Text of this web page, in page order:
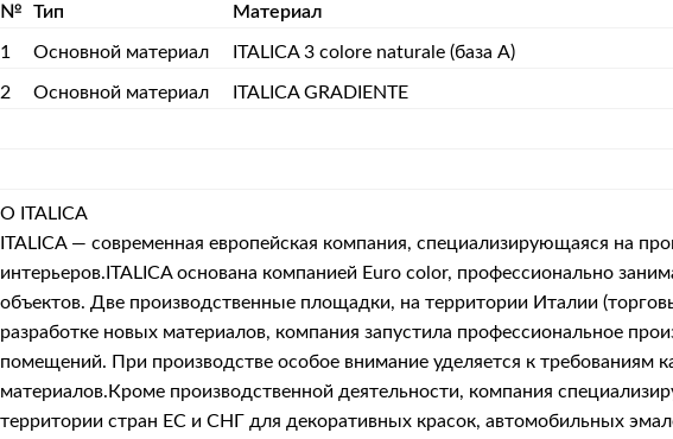
№
Тип Материал
1 Основной материал ITALICA 3 colore naturale (база А)
2 Основной материал ITALICA GRADIENTE
О ITALICA
ITALICA — современная европейская компания, специализирующаяся на
интерьеров.ITALICA основана компанией Euro color, профессионально
объектов. Две производственные площадки, на территории Италии
разработке новых материалов, компания запустила профессиональное
помещений. При производстве особое внимание уделяется к требованиям
материалов.Кроме производственной деятельности, компания
территории стран ЕС и СНГ для декоративных красок, автомобильных